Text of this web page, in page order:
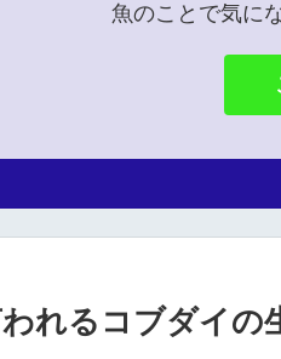
魚のことで気に
れるコブダイの